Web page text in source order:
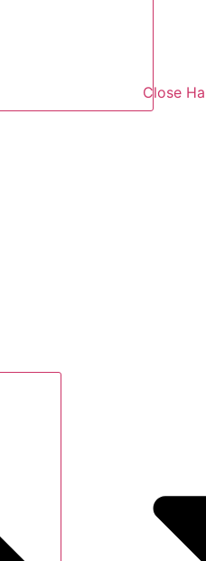
Close